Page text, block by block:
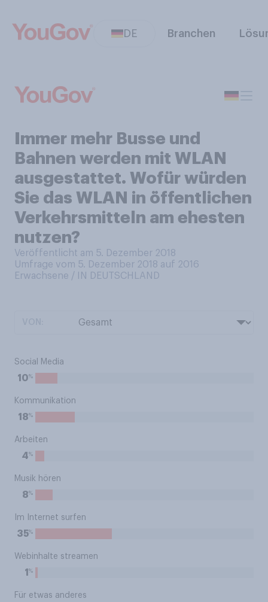
DE Branchen
Immer mehr Busse und
Bahnen werden mit WLAN
ausgestattet. Wofür würden
Sie das WLAN in öffentlichen
Verkehrsmitteln am ehesten
nutzen?
Veröffentlicht am 5. Dezember 2018
Umfrage vom 5. Dezember 2018 auf 2016
Erwachsene / IN DEUTSCHLAND
Social Media
10%
Kommunikation
18%
Arbeiten
4%
Musik hören
8%
Im Internet surfen
35%
Webinhalte streamen
1 %
Für etwas anderes